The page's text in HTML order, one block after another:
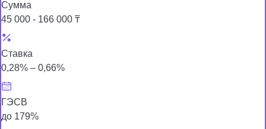
Сумма
45 000 - 166 000 ₸
Ставка
0,28% – 0,66%
ГЭСВ
до 179%